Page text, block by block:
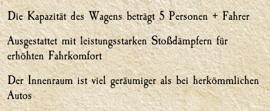
Die Kapazität des Wagens beträgt 5 Personen + Fahrer
Ausgestattet mit leistungsstarken Stoßdämpfern für
erhöhten Fahrkomfort
Der Innenraum ist viel geräumiger als bei herkömmlichen
Autos